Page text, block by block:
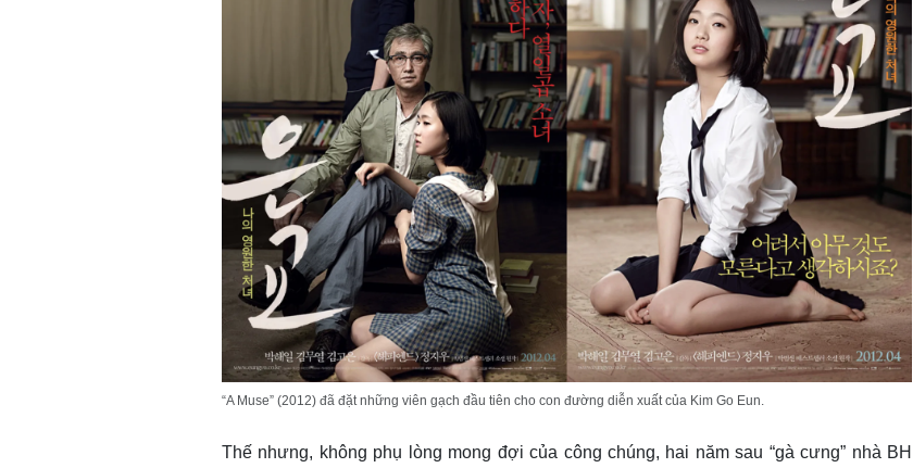
“A Muse” (2012) đã đặt những viên gạch đầu tiên cho con đường diễn xuất của Kim Go Eun.
Thế nhưng, không phụ lòng mong đợi của công chúng, hai năm sau “gà cưng” nhà BH